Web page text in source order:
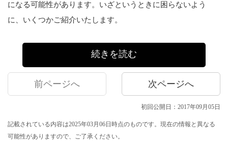
になる可能性があります。いざというときに困らないよう
に、いくつかご紹介いたします。
続きを読む
前ページへ 次ページへ
初回公開日：2017年09月05日
記載されている内容は2025年03月06日時点のものです。現在の情報と異なる
可能性がありますので、ご了承ください。